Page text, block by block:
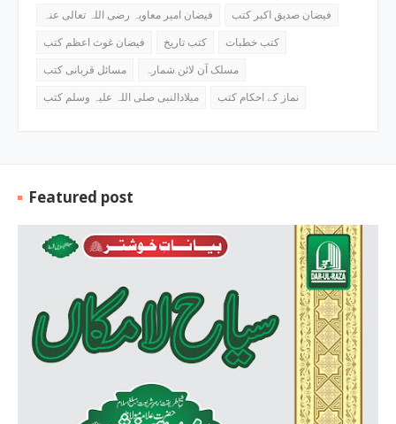
فیضان امیر معاویہ رضی اللہ تعالی عنہ
فیضان صدیق اکبر کتب
فیضان غوث اعظم کتب
کتب تاریخ
کتب خطبات
مسائل قربانی کتب
مسلک آن لائن شمارہ
میلادالنبی صلی اللہ علیہ وسلم کتب
نماز کے احکام کتب
Featured post